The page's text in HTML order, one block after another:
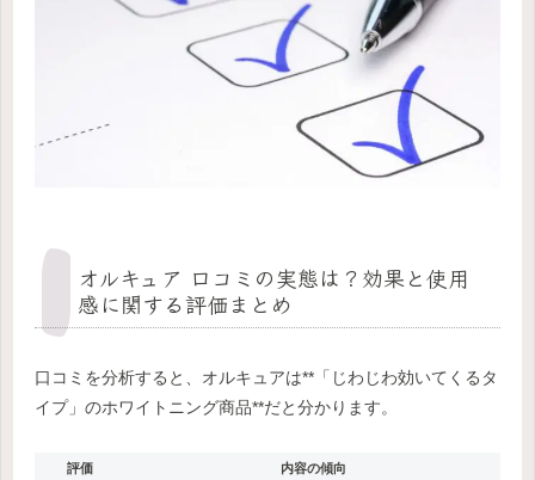
オルキュア 口コミの実態は？効果と使用
感に関する評価まとめ
口コミを分析すると、オルキュアは**「じわじわ効いてくるタ
イプ」のホワイトニング商品**だと分かります。
評価 内容の傾向